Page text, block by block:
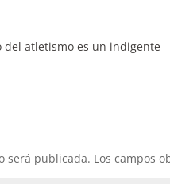
del atletismo es un indigente
será publicada. Los campos